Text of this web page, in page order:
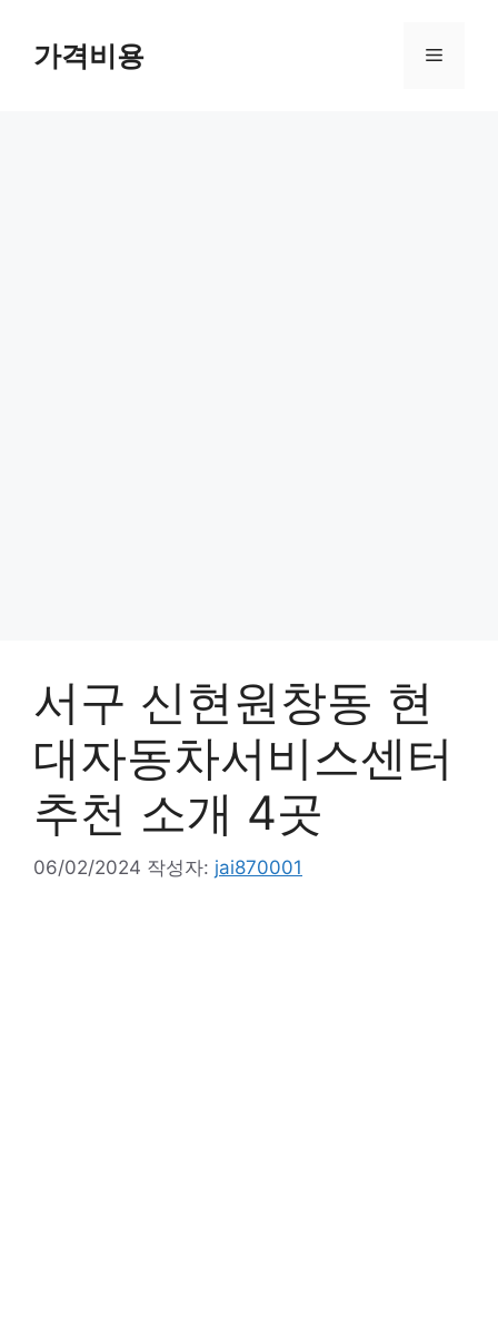
가격비용 메
서구 신현원창동 현
대자동차서비스센터
추천 소개 4곳
06/02/2024 작성자: jai870001